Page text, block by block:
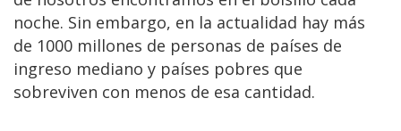
noche. Sin embargo, en la actualidad hay más
de 1000 millones de personas de países de
ingreso mediano y países pobres que
sobreviven con menos de esa cantidad.